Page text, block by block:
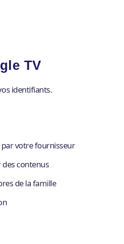
TV
identifiants.
votre fournisseur
contenus
de la famille